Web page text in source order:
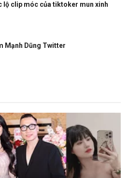
lộ clip móc của tiktoker mun xinh
Mạnh Dũng Twitter